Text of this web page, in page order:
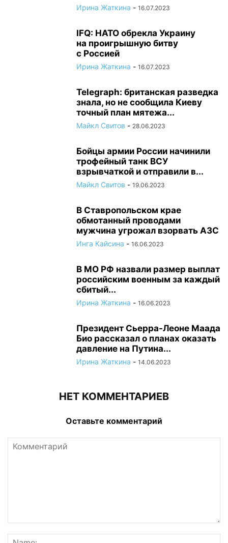
Ирина Жаткина - 16.07.2023
IFQ: НАТО обрекла Украину
на проигрышную битву
с Россией
Ирина Жаткина - 16.07.2023
Telegraph: британская разведка
знала, но не сообщила Киеву
точный план мятежа...
Майкл Свитов - 28.06.2023
Бойцы армии России начинили
трофейный танк ВСУ
взрывчаткой и отправили в...
Майкл Свитов - 19.06.2023
В Ставропольском крае
обмотанный проводами
мужчина угрожал взорвать АЗС
Инга Кайсина - 16.06.2023
В МО РФ назвали размер выплат
российским военным за каждый
сбитый...
Ирина Жаткина - 16.06.2023
Президент Сьерра-Леоне Маада
Био рассказал о планах оказать
давление на Путина...
Ирина Жаткина - 14.06.2023
НЕТ КОММЕНТАРИЕВ
Оставьте комментарий